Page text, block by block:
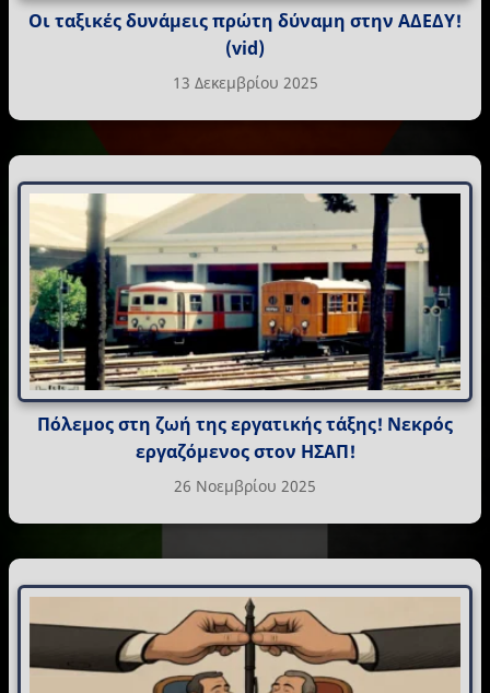
Οι ταξικές δυνάμεις πρώτη δύναμη στην ΑΔΕΔΥ!
(vid)
13 Δεκεμβρίου 2025
Πόλεμος στη ζωή της εργατικής τάξης! Νεκρός
εργαζόμενος στον ΗΣΑΠ!
26 Νοεμβρίου 2025